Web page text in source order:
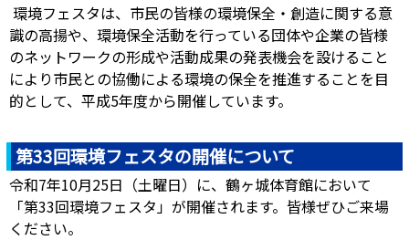
環境フェスタは、市民の皆様の環境保全・創造に関する意
識の高揚や、環境保全活動を行っている団体や企業の皆様
のネットワークの形成や活動成果の発表機会を設けること
により市民との協働による環境の保全を推進することを目
的として、平成5年度から開催しています。
第33回環境フェスタの開催について
令和7年10月25日（土曜日）に、鶴ヶ城体育館において
「第33回環境フェスタ」が開催されます。皆様ぜひご来場
ください。